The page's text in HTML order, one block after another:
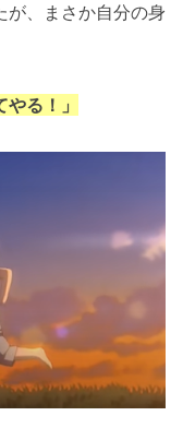
が、まさか自分の身
る！」